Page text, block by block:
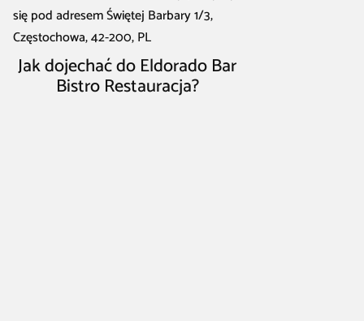
się pod adresem Świętej Barbary 1/3,
Częstochowa, 42-200, PL
Jak dojechać do Eldorado Bar
Bistro Restauracja?